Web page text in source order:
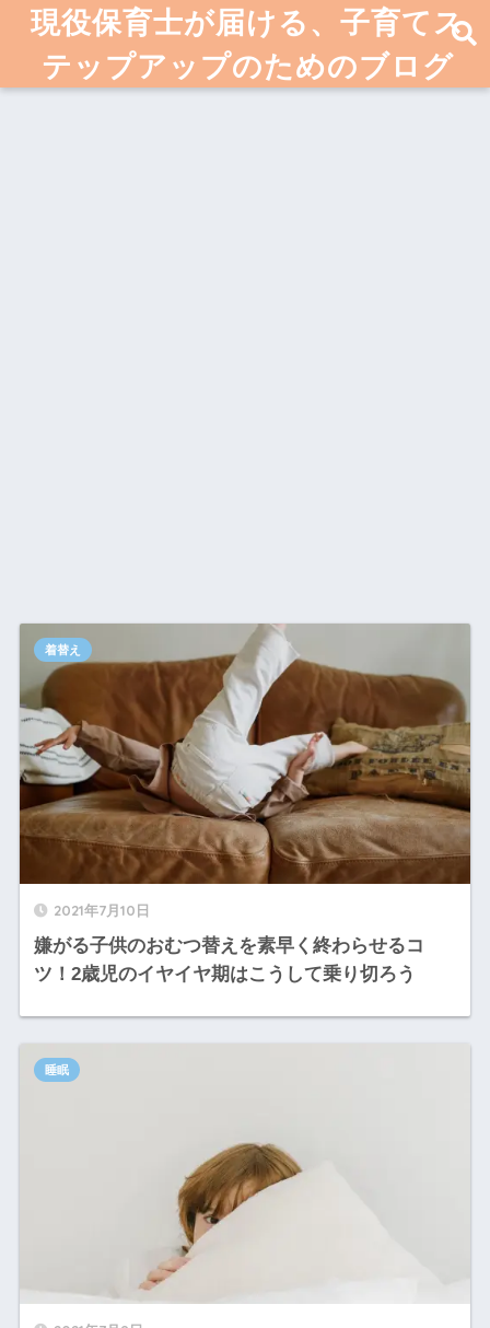
現役保育士が届ける、子育てス
テップアップのためのブログ
2021年7月10日
嫌がる子供のおむつ替えを素早く終わらせるコ
ツ！2歳児のイヤイヤ期はこうして乗り切ろう
着替え
睡眠